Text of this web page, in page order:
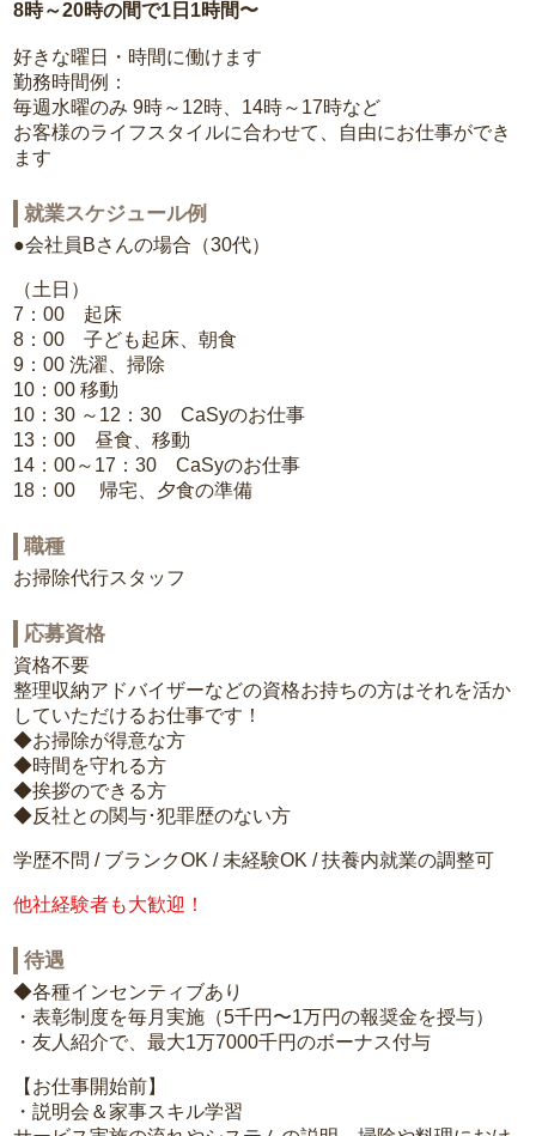
8時～20時の間で1日1時間〜
好きな曜日・時間に働けます
勤務時間例：
毎週水曜のみ 9時～12時、14時～17時など
お客様のライフスタイルに合わせて、自由にお仕事ができ
ます
就業スケジュール例
●会社員Bさんの場合（30代）
（土日）
7：00 起床
8：00 子ども起床、朝食
9：00 洗濯、掃除
10：00 移動
10：30 ～12：30 CaSyのお仕事
13：00 昼食、移動
14：00～17：30 CaSyのお仕事
18：00 帰宅、夕食の準備
職種
お掃除代行スタッフ
応募資格
資格不要
整理収納アドバイザーなどの資格お持ちの方はそれを活か
していただけるお仕事です！
◆お掃除が得意な方
◆時間を守れる方
◆挨拶のできる方
◆反社との関与･犯罪歴のない方
学歴不問 / ブランクOK / 未経験OK / 扶養内就業の調整可
他社経験者も大歓迎！
待遇
◆各種インセンティブあり
・表彰制度を毎月実施（5千円〜1万円の報奨金を授与）
・友人紹介で、最大1万7000千円のボーナス付与
【お仕事開始前】
・説明会＆家事スキル学習